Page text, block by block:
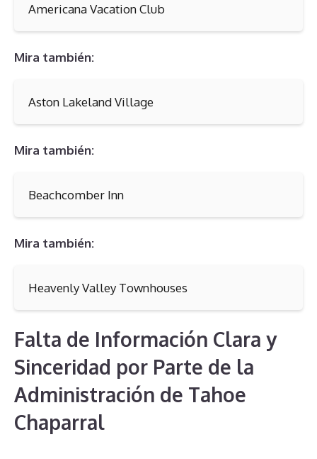
Americana Vacation Club
Mira también:
Aston Lakeland Village
Mira también:
Beachcomber Inn
Mira también:
Heavenly Valley Townhouses
Falta de Información Clara y
Sinceridad por Parte de la
Administración de Tahoe
Chaparral